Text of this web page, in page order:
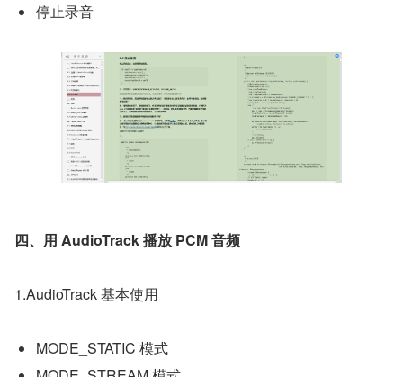
停止录音
四、用 AudioTrack 播放 PCM 音频
1.AudioTrack 基本使用
MODE_STATIC 模式